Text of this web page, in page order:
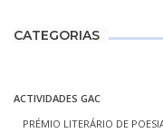
CATEGORIAS
ACTIVIDADES GAC
PRÉMIO LITERÁRIO DE